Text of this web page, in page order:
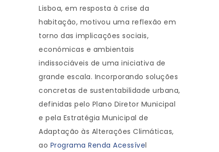
Lisboa, em resposta à crise da
habitação, motivou uma reflexão em
torno das implicações sociais,
económicas e ambientais
indissociáveis de uma iniciativa de
grande escala. Incorporando soluções
concretas de sustentabilidade urbana,
definidas pelo Plano Diretor Municipal
e pela Estratégia Municipal de
Adaptação às Alterações Climáticas,
ao Programa Renda Acessível